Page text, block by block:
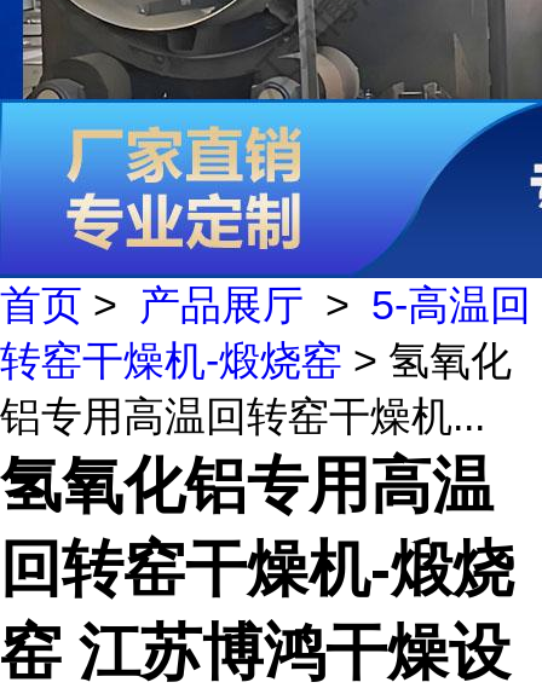
首页 > 产品展厅 > 5-高温回
转窑干燥机-煅烧窑 > 氢氧化
铝专用高温回转窑干燥机...
氢氧化铝专用高温
回转窑干燥机-煅烧
窑 江苏博鸿干燥设